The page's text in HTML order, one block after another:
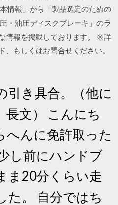
情報」から「製品選定のための
・油圧ディスクブレーキ」のラ
情報を掲載しております。 ※詳
、もしくはお問合せください。
引き具合。（他に
長文） こんにち
へんに免許取った
し前にハンドブ
ま20分くらい走
た。 自分ではち